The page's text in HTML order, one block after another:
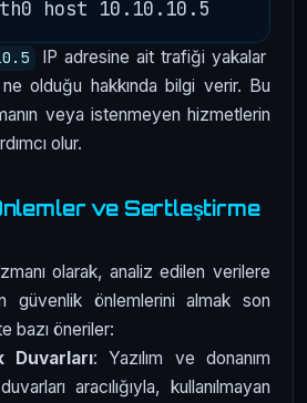
IP adresine ait trafiği yakalar
olduğu hakkında bilgi verir. Bu
veya istenmeyen hizmetlerin
olur.
ve Sertleştirme
olarak, analiz edilen verilere
güvenlik önlemlerini almak son
bazı öneriler:
Duvarları: Yazılım ve donanım
aracılığıyla, kullanılmayan